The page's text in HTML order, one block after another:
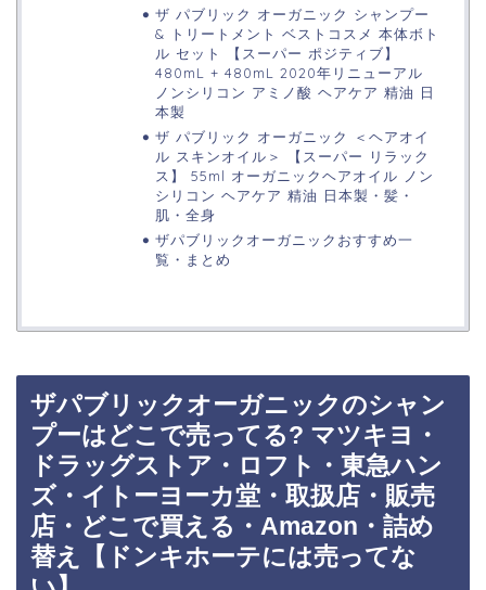
ザ パブリック オーガニック シャンプー
& トリートメント ベストコスメ 本体ボト
ル セット 【スーパー ポジティブ】
480mL + 480mL 2020年リニューアル
ノンシリコン アミノ酸 ヘアケア 精油 日
本製
ザ パブリック オーガニック ＜ヘアオイ
ル スキンオイル＞ 【スーパー リラック
ス】 55ml オーガニックヘアオイル ノン
シリコン ヘアケア 精油 日本製・髪・
肌・全身
ザパブリックオーガニックおすすめ一
覧・まとめ
ザパブリックオーガニックのシャン
プーはどこで売ってる? マツキヨ・
ドラッグストア・ロフト・東急ハン
ズ・イトーヨーカ堂・取扱店・販売
店・どこで買える・Amazon・詰め
替え【ドンキホーテには売ってな